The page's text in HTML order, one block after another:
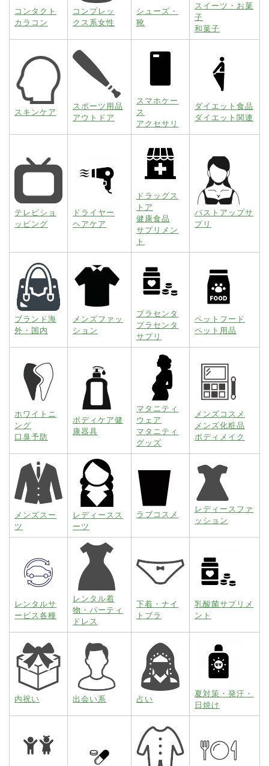
コンタクト
カラコン
コンプレッ
クス系女性
シューズ・
靴
スイーツ・お菓
子
和菓子
スキンケア
スポーツ用品
アウトドア
スマホケー
ス
アクセサリ
ダイエット食品
ダイエット関連
テレビショ
ッピング
ドライヤー
ヘアケア
ドラッグス
トア
健康食品
サプリメン
ト
バストアップサ
プリ
ブランド海
外・国内
メンズファッ
ション
プラセンタ
プラセンタ
サプリ
ペットフード
ペット用品
ホワイトニ
ング
口臭予防
ボディケア健
康器具
マタニティ
ウェア
マタニティ
グッズ
メンズコスメ
メンズ化粧品
ボディメイク
メンズスー
ツ
レディースス
ーツ
ラブコスメ
レディースファ
ッション
レンタルサ
ービス各種
レンタル着
物・パーティ
ドレス
下着・ナイ
トブラ
乳酸菌サプリメ
ント
内祝い 出会い系 占い
夏対策・発汗・
日焼け